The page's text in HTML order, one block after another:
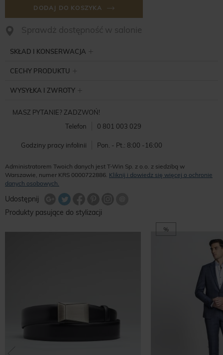
DODAJ DO KOSZYKA
Sprawdż dostępność w salonie
SKŁAD I KONSERWACJA
CECHY PRODUKTU
WYSYŁKA I ZWROTY
MASZ PYTANIE? ZADZWOŃ!
Telefon
0 801 003 029
Godziny pracy infolinii Pon. - Pt.: 8:00 -16:00
Administratorem Twoich danych jest T-Win Sp. z o.o. z siedzibą w
Warszawie, numer KRS 0000722886. Kliknij i dowiedz się więcej o ochronie
danych osobowych.
Udostępnij
Share FacebookUdostępnij na Google+
Udostępnij na Google+
Produkty pasujące do stylizacji
%